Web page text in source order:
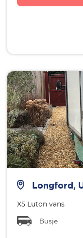
Longford,
X5 Luton vans
Busje